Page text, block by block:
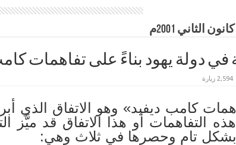
في دولة يهود بناءً على تفاهمات
2,594 زيارة
ديفيد» وهو الاتفاق الذي
التفاهمات أو هذا الاتفاق قد ميَّز
بشكل تام وحصرها في ثلاث وهي: